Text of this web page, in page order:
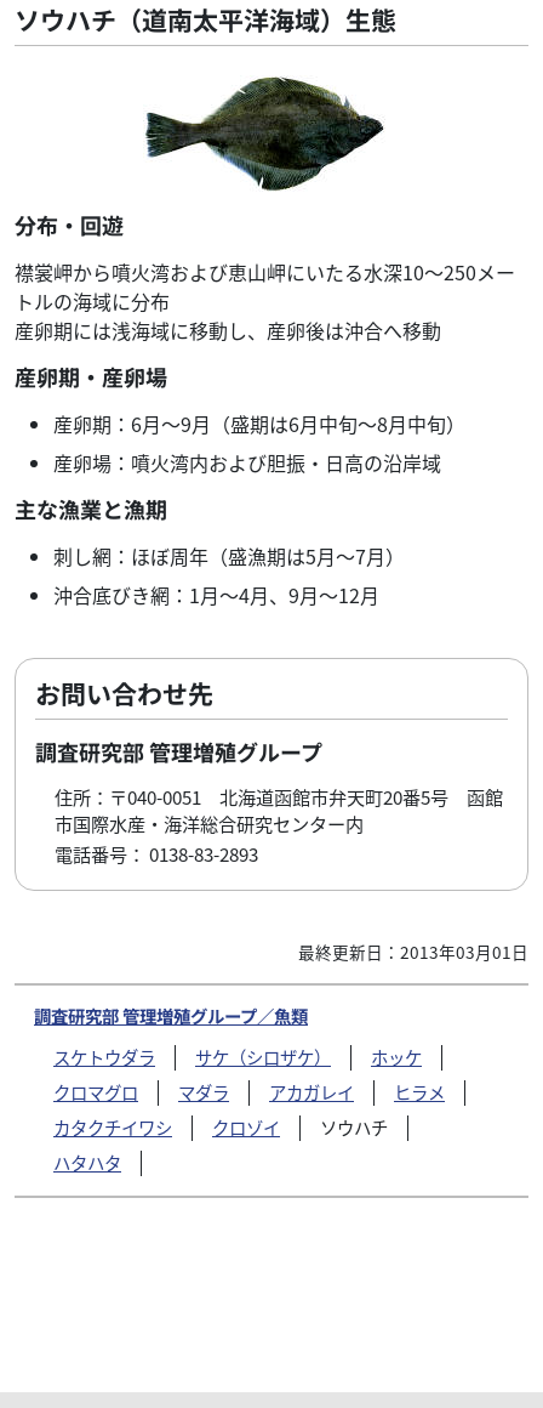
ソウハチ（道南太平洋海域）生態
分布・回遊
襟裳岬から噴火湾および恵山岬にいたる水深10～250メー
トルの海域に分布
産卵期には浅海域に移動し、産卵後は沖合へ移動
産卵期・産卵場
産卵期：6月～9月（盛期は6月中旬～8月中旬）
産卵場：噴火湾内および胆振・日高の沿岸域
主な漁業と漁期
刺し網：ほぼ周年（盛漁期は5月～7月）
沖合底びき網：1月～4月、9月～12月
お問い合わせ先
調査研究部 管理増殖グループ
住所：〒040-0051 北海道函館市弁天町20番5号 函館
市国際水産・海洋総合研究センター内
電話番号： 0138-83-2893
最終更新日：2013年03月01日
調査研究部 管理増殖グループ／魚類
スケトウダラ サケ（シロザケ）
ホッケ
クロマグロ
マダラ アカガレイ
ヒラメ
カタクチイワシ
クロゾイ
ソウハチ
ハタハタ